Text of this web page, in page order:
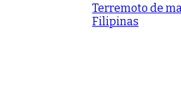
Terremoto de
Filipinas